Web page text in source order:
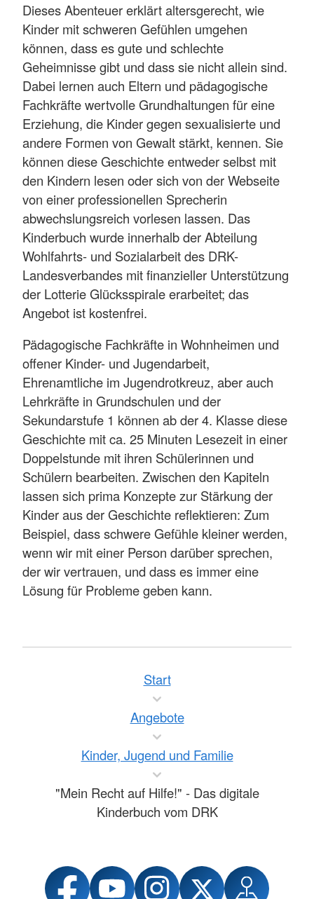
Dieses Abenteuer erklärt altersgerecht, wie
Kinder mit schweren Gefühlen umgehen
können, dass es gute und schlechte
Geheimnisse gibt und dass sie nicht allein sind.
Dabei lernen auch Eltern und pädagogische
Fachkräfte wertvolle Grundhaltungen für eine
Erziehung, die Kinder gegen sexualisierte und
andere Formen von Gewalt stärkt, kennen. Sie
können diese Geschichte entweder selbst mit
den Kindern lesen oder sich von der Webseite
von einer professionellen Sprecherin
abwechslungsreich vorlesen lassen. Das
Kinderbuch wurde innerhalb der Abteilung
Wohlfahrts- und Sozialarbeit des DRK-
Landesverbandes mit finanzieller Unterstützung
der Lotterie Glücksspirale erarbeitet; das
Angebot ist kostenfrei.
Pädagogische Fachkräfte in Wohnheimen und
offener Kinder- und Jugendarbeit,
Ehrenamtliche im Jugendrotkreuz, aber auch
Lehrkräfte in Grundschulen und der
Sekundarstufe 1 können ab der 4. Klasse diese
Geschichte mit ca. 25 Minuten Lesezeit in einer
Doppelstunde mit ihren Schülerinnen und
Schülern bearbeiten. Zwischen den Kapiteln
lassen sich prima Konzepte zur Stärkung der
Kinder aus der Geschichte reflektieren: Zum
Beispiel, dass schwere Gefühle kleiner werden,
wenn wir mit einer Person darüber sprechen,
der wir vertrauen, und dass es immer eine
Lösung für Probleme geben kann.
Start
Angebote
Kinder, Jugend und Familie
"Mein Recht auf Hilfe!" - Das digitale
Kinderbuch vom DRK